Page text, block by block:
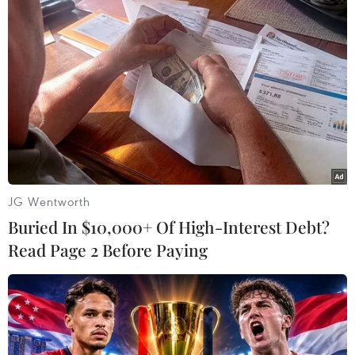
mọi hoàn cảnh.
Quốc vương Campuchia khẳng định sẽ tiếp tục
thực hiện con đường đúng đắn của Vua cha vun
đắp cho tình đoàn kết, quan hệ hữu nghị trong
sáng, sự hợp tác tốt đẹp và đời đời bền vững
giữa hai dân tộc Campuchia-Việt Nam./.
(TTXVN/Vietnam+)
JG Wentworth
Buried In $10,000+ Of High-Interest Debt?
Read Page 2 Before Paying